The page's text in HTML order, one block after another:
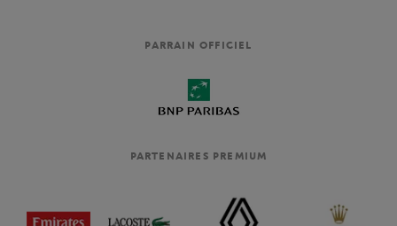
PARRAIN OFFICIEL
PARTENAIRES PREMIUM